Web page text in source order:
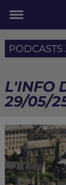
L'INFO
29/05/